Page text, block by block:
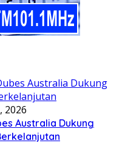
2026
Australia Dukung